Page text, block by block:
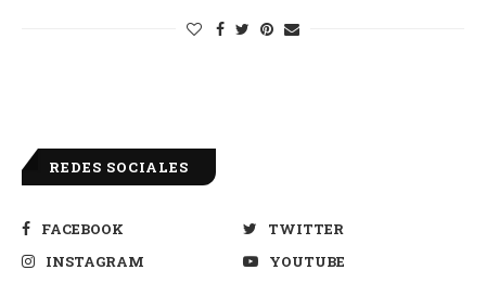
REDES SOCIALES
FACEBOOK
TWITTER
INSTAGRAM
YOUTUBE